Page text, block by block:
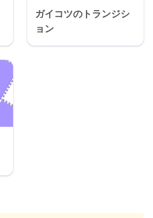
ガイコツのトランジシ
ョン